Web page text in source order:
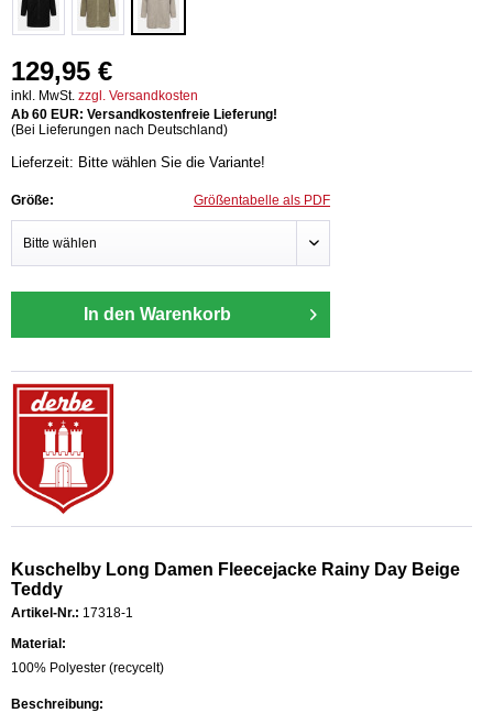
129,95 €
inkl. MwSt. zzgl. Versandkosten
Ab 60 EUR: Versandkostenfreie Lieferung!
(Bei Lieferungen nach Deutschland)
Lieferzeit: Bitte wählen Sie die Variante!
Größe: Größentabelle als PDF
In den Warenkorb
Kuschelby Long Damen Fleecejacke Rainy Day Beige
Teddy
Artikel-Nr.: 17318-1
Material:
100% Polyester (recycelt)
Beschreibung: